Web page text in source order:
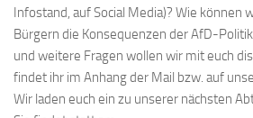
Infostand, auf Social Media)? Wie können
Bürgern die Konsequenzen der AfD-
und weitere Fragen wollen wir mit euch
findet ihr im Anhang der Mail bzw. auf
Wir laden euch ein zu unserer nächsten